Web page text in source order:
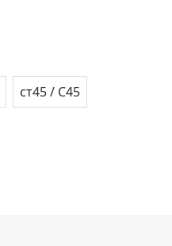
ст45 / C45